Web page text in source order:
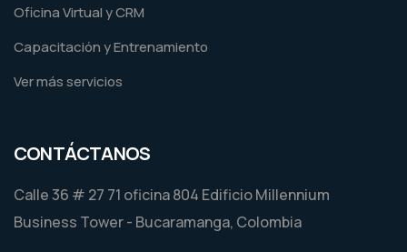
Oficina Virtual y CRM
Capacitación y Entrenamiento
Ver más servicios
CONTÁCTANOS
Calle 36 # 27 71 oficina 804 Edificio Millennium
Business Tower - Bucaramanga, Colombia